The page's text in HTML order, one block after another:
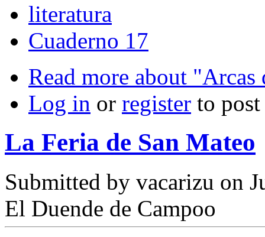
literatura
Cuaderno 17
Read more about
Log in or register to
La Feria de San Mateo
Submitted by vacarizu on
El Duende de Campoo